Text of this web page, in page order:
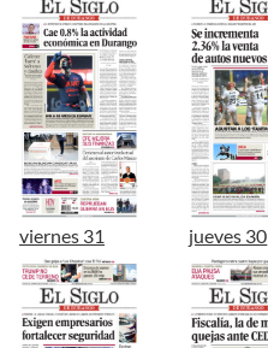
viernes 31 jueves 30